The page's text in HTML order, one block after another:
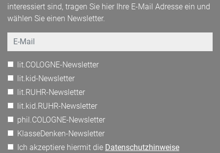
interessiert sind, tragen Sie hier Ihre E-Mail Adresse ein und
wählen Sie einen Newsletter.
Email
lit.COLOGNE-Newsletter
lit.kid-Newsletter
lit.RUHR-Newsletter
lit.kid.RUHR-Newsletter
phil.COLOGNE-Newsletter
KlasseDenken-Newsletter
Ich akzeptiere hiermit die Datenschutzhinweise